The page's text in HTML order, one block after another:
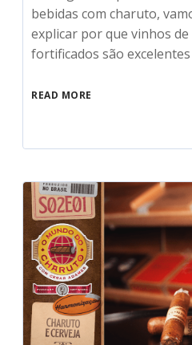
bebidas com charuto,
explicar por que vinhos
fortificados são
READ MORE